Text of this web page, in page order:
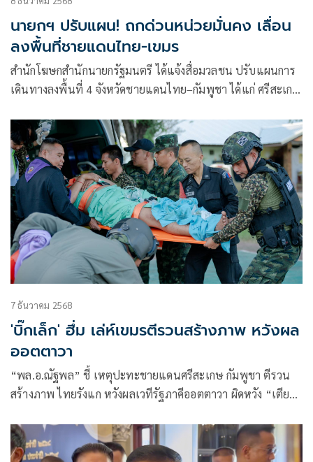
นายกฯ ปรับแผน! ถกด่วนหน่วยมั่นคง เลื่อน
ลงพื้นที่ชายแดนไทย-เขมร
สำนักโฆษกสำนักนายกรัฐมนตรี ได้แจ้งสื่อมวลชน ปรับแผนการ
เดินทางลงพื้นที่ 4 จังหวัดชายแดนไทย–กัมพูชา ได้แก่ ศรีสะเกษ
7 ธันวาคม 2568
'บิ๊กเล็ก' ฮึ่ม เล่ห์เขมรตีรวนสร้างภาพ หวังผล
ออตตาวา
“พล.อ.ณัฐพล” ชี้ เหตุปะทะชายแดนศรีสะเกษ กัมพูชา ตีรวน
สร้างภาพ ไทยรังแก หวังผลเวทีรัฐภาคีออตตาวา ผิดหวัง “เตีย